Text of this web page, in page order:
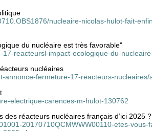
nucleaire-nicolas-hulot-fait-
du nucléaire est très favorable"
reacteursl-impact-ecologique-du-
nucléaires
annonce-fermeture-17-reacteurs-nucleaires/
electrique-carences-m-hulot-130762
des réacteurs nucléaires français d’ici 2025 ?
20170710QCMWWW00110-etes-